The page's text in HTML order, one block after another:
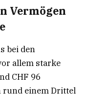
Vermögen
bei den
allem starke
CHF 96
rund einem Drittel